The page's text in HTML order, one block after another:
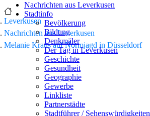
Nachrichten aus Leverkusen
Stadtinfo
Bevölkerung
Bildung
Denkmäler
Der Tag in Leverkusen
Geschichte
Gesundheit
Geographie
Gewerbe
Linkliste
Partnerstädte
Stadtführer / Sehenswürdigkeiten
Leverkusen
Nachrichten aus Leverkusen
Melanie Kraus auf Normjagd in Düsseldorf